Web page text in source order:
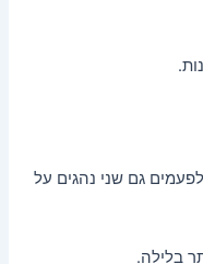
לפעמים גם שני נהגים על
בלילה.